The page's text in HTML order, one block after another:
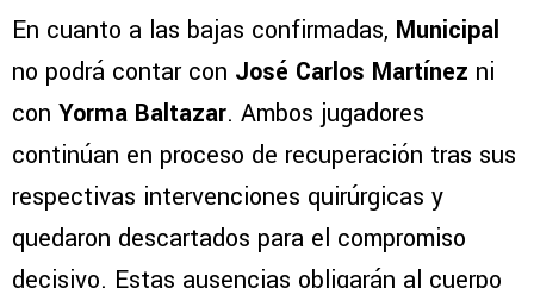
En cuanto a las bajas confirmadas, Municipal
no podrá contar con José Carlos Martínez ni
con Yorma Baltazar. Ambos jugadores
continúan en proceso de recuperación tras sus
respectivas intervenciones quirúrgicas y
quedaron descartados para el compromiso
decisivo. Estas ausencias obligarán al cuerpo